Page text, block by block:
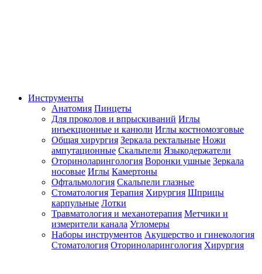
Инструменты
Анатомия Пинцеты
Для проколов и впрыскиваний Иглы
инъекционные и канюли Иглы костномозговые
Общая хирургия Зеркала ректальные Ножи
ампутационные Скальпели Языкодержатели
Оториноларингология Воронки ушные Зеркала
носовые Иглы Камертоны
Офтальмология Скальпели глазные
Стоматология Терапия Хирургия Шприцы
карпульные Лотки
Травматология и механотерапия Метчики и
измерители канала Угломеры
Наборы инструментов Акушерство и гинекология
Стоматология Оториноларингология Хирургия